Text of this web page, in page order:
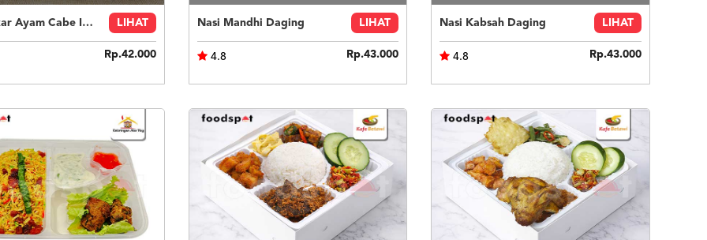
Nasi Bakar Ayam Cabe Ijo + Tahu Tempe LIHAT
Rp.42.000
Nasi Mandhi Daging LIHAT
4.8 Rp.43.000
Nasi Kabsah Daging LIHAT
4.8 Rp.43.000